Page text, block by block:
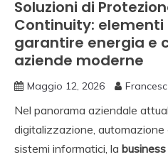
Soluzioni di
Continuity:
garantire energia e
aziende moderne
Maggio 12, 2026
Nel panorama aziendale
digitalizzazione,
sistemi informatici, la